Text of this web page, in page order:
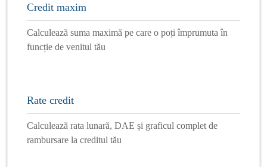
Credit maxim
Calculează suma maximă pe care o poți împrumuta în
funcție de venitul tău
Rate credit
Calculează rata lunară, DAE și graficul complet de
rambursare la creditul tău